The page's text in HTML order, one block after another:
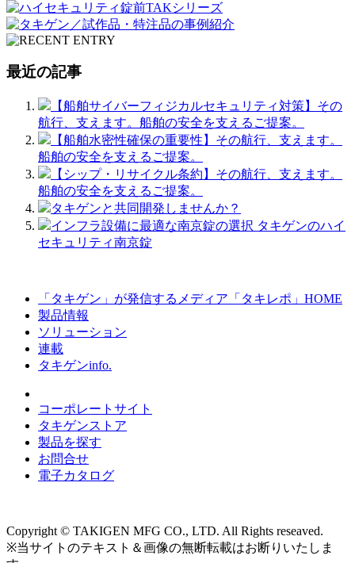
最近の記事
【船舶サイバーフィジカルセキュリティ対策】その
航行、支えます。船舶の安全を支えるご提案。
【船舶水密性確保の重要性】その航行、支えます。
船舶の安全を支えるご提案。
【シップ・リサイクル条約】その航行、支えます。
船舶の安全を支えるご提案。
タキゲンと共同開発しませんか？
インフラ設備に最適な南京錠の選択 タキゲンのハイ
セキュリティ南京錠
「タキゲン」が発信するメディア「タキレポ」HOME
製品情報
ソリューション
連載
タキゲンinfo.
コーポレートサイト
タキゲンストア
製品を探す
お問合せ
電子カタログ
Copyright © TAKIGEN MFG CO., LTD. All Rights reseaved.
※当サイトのテキスト＆画像の無断転載はお断りいたしま